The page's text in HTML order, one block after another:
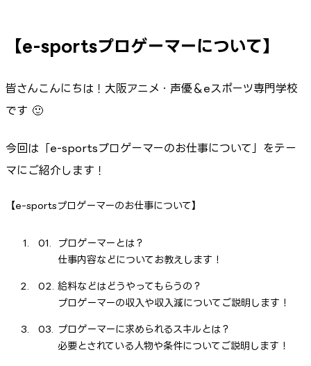
【e-sportsプロゲーマーについて】
皆さんこんにちは！大阪アニメ・声優＆eスポーツ専門学校
です 🙂
今回は「e-sportsプロゲーマーのお仕事について」をテー
マにご紹介します！
【e-sportsプロゲーマーのお仕事について】
プロゲーマーとは？
仕事内容などについてお教えします！
給料などはどうやってもらうの？
プロゲーマーの収入や収入減についてご説明します！
プロゲーマーに求められるスキルとは？
必要とされている人物や条件についてご説明します！